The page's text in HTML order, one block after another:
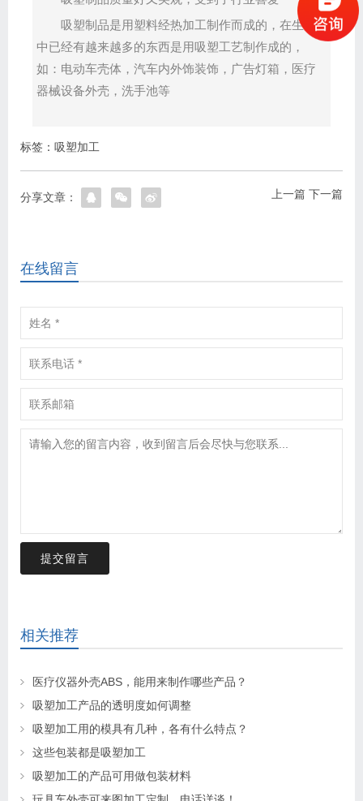
吸塑制品是用塑料经热加工制作而成的，在生活
中已经有越来越多的东西是用吸塑工艺制作成的，
如：电动车壳体，汽车内外饰装饰，广告灯箱，医疗
器械设备外壳，洗手池等
标签： 吸塑加工
上一篇 下一篇
分享文章：
在线留言
提交留言
相关推荐
医疗仪器外壳ABS，能用来制作哪些产品？
吸塑加工产品的透明度如何调整
吸塑加工用的模具有几种，各有什么特点？
这些包装都是吸塑加工
吸塑加工的产品可用做包装材料